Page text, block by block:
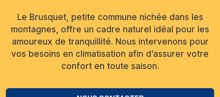
Le Brusquet, petite commune nichée dans les
montagnes, offre un cadre naturel idéal pour les
amoureux de tranquillité. Nous intervenons pour
vos besoins en climatisation afin d’assurer votre
confort en toute saison.